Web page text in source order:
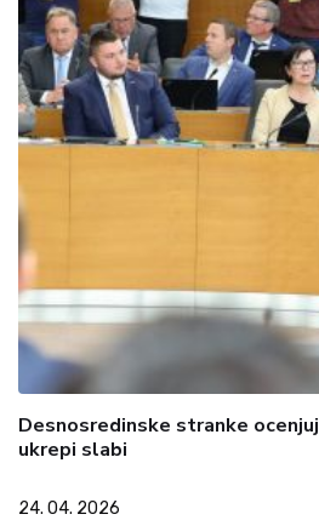
Desnosredinske stranke
ukrepi slabi
24. 04. 2026